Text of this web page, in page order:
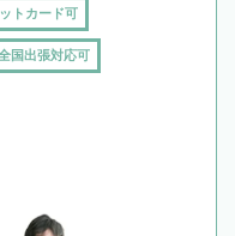
トカード可
国出張対応可